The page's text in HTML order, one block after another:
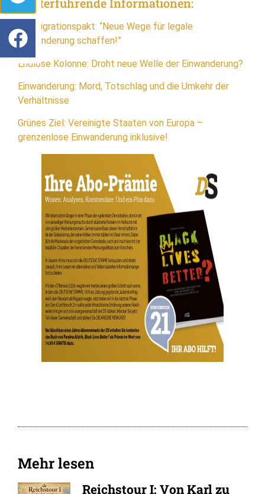
EU-Migrationspakt: “Neue Wege für legale
Einwanderung schaffen!”
Endlose Kolonne: Droht neue Welle der Einwanderung?
Einwanderung: Mord, Totschlag und die Umkehr der
Verhältnisse
Grünes Ziel: Vereinigte Staaten von Europa –
grenzenlose Einwanderung inklusive!
Mehr lesen
Reichstour I: Von Karl zu